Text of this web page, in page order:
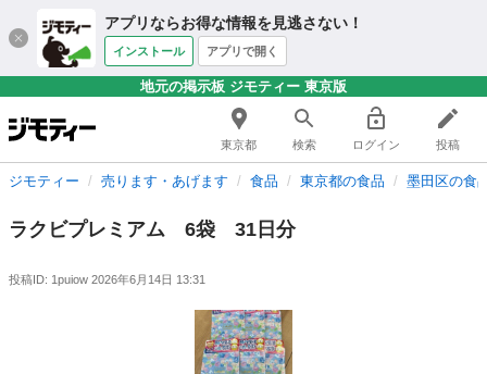
アプリならお得な情報を見逃さない！
インストール アプリで開く
地元の掲示板 ジモティー 東京版
東京都 検索 ログイン 投稿
ジモティー 売ります・あげます 食品 東京都の食品 墨田区の食
ラクビプレミアム 6袋 31日分
投稿ID: 1puiow 2026年6月14日 13:31